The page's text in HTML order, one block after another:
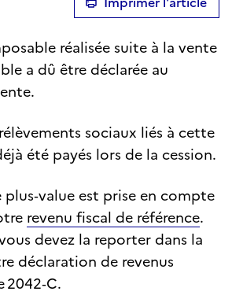
réalisée suite à la vente
a dû être déclarée au
sociaux liés à cette
été payés lors de la cession.
est prise en compte
revenu fiscal de référence.
devez la reporter dans la
déclaration de revenus